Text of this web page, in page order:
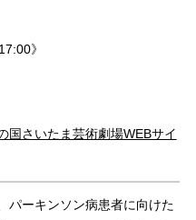
》
国さいたま芸術劇場WEBサイ
パーキンソン病患者に向けた